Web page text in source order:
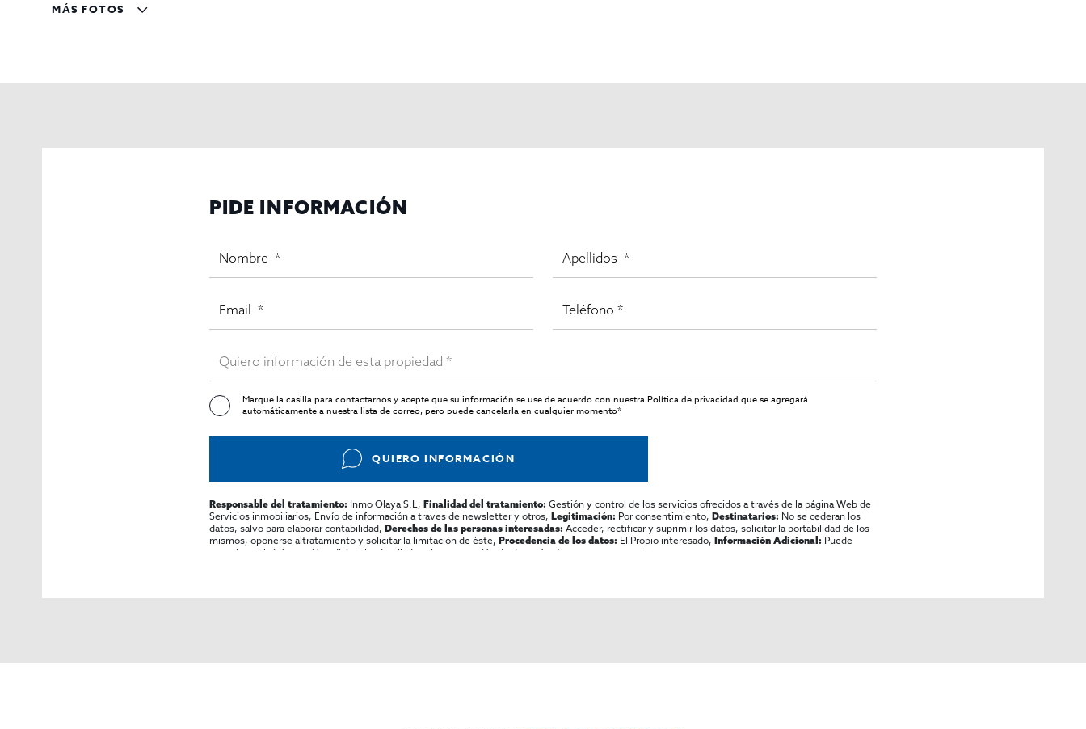
MÁS FOTOS
PIDE INFORMACIÓN
Marque la casilla para contactarnos y acepte que su información se use de acuerdo con nuestraPolítica de privacidad que se agregará
automáticamente a nuestra lista de correo, pero puede cancelarla en cualquier momento*
QUIERO INFORMACIÓN
Responsable del tratamiento: Inmo Olaya S.L, Finalidad del tratamiento: Gestión y control de los servicios ofrecidos a través de la página Web de
Servicios inmobiliarios, Envío de información a traves de newsletter y otros, Legitimación: Por consentimiento, Destinatarios: No se cederan los
datos, salvo para elaborar contabilidad, Derechos de las personas interesadas: Acceder, rectificar y suprimir los datos, solicitar la portabilidad de los
mismos, oponerse altratamiento y solicitar la limitación de éste, Procedencia de los datos: El Propio interesado, Información Adicional: Puede
consultarse la información adicional y detallada sobre protección de datos
Aquí.